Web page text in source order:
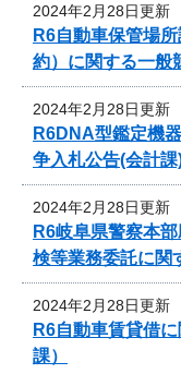
2024年2月28日更新
R6自動車保管場
約）に関する一般
2024年2月28日更新
R6DNA型鑑定機
争入札公告(会計課
2024年2月28日更新
R6岐阜県警察本
検等業務委託に関
2024年2月28日更新
R6自動車賃貸借
課）